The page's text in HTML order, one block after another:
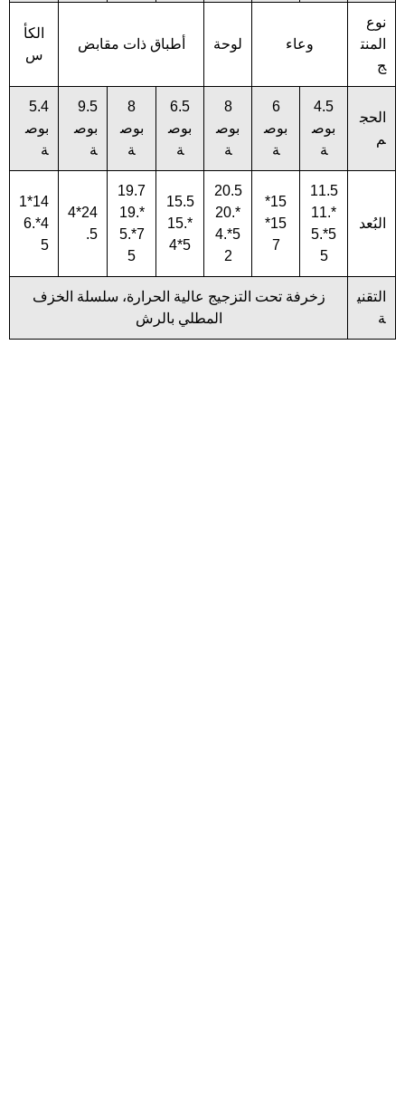
نوع
المنت
ج
وعاء لوحة أطباق ذات مقابض
الكأ
س
الحج
م
4.5
بوص
ة
6
بوص
ة
8
بوص
ة
6.5
بوص
ة
8
بوص
ة
9.5
بوص
ة
5.4
بوص
ة
البُعد
11.5
*11.
5*5.
5
15*
15*
7
20.5
*20.
5*4.
2
15.5
*15.
5*4
19.7
*19.
7*5.
5
24*4
.5
14*1
4*6.
5
التقني
ة
زخرفة تحت التزجيج عالية الحرارة، سلسلة الخزف
المطلي بالرش